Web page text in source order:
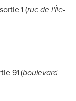
1 (rue de l'Île-
91 (boulevard